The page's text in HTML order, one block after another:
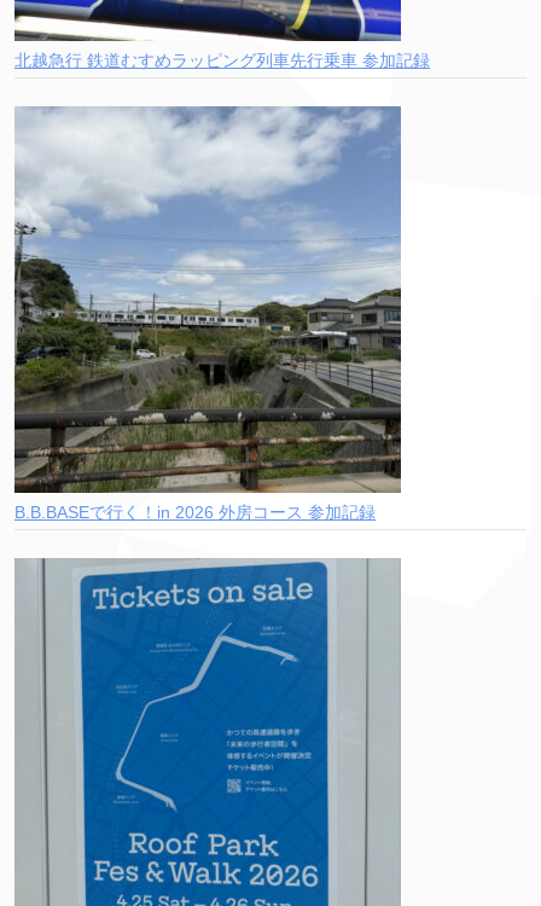
北越急行 鉄道むすめラッピング列車先行乗車 参加記録
B.B.BASEで行く！in 2026 外房コース 参加記録